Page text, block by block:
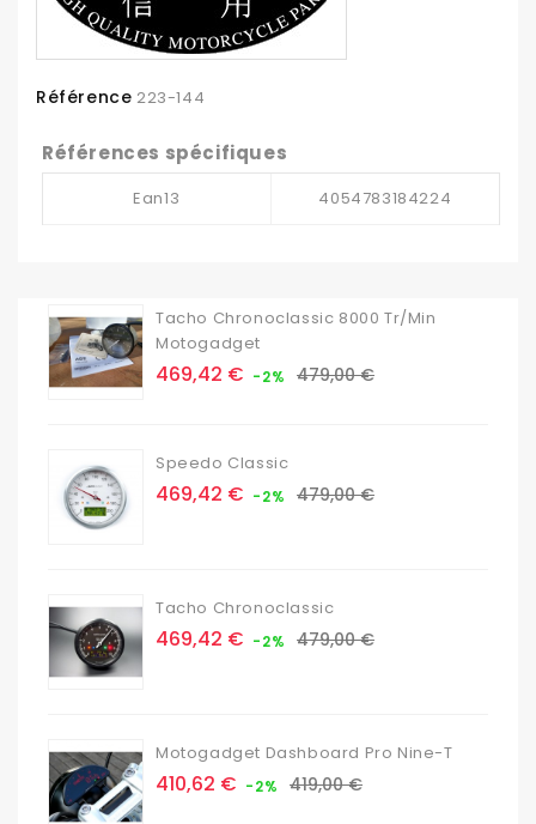
Référence 223-144
Références spécifiques
Ean13 4054783184224
Tacho Chronoclassic 8000 Tr/min
Motogadget
Prix
469,42 € -2% Prix
479,00 €
Speedo Classic
Prix
469,42 € -2% Prix
479,00 €
Tacho Chronoclassic
Prix
469,42 € -2% Prix
479,00 €
Motogadget Dashboard Pro Nine-T
Prix
410,62 € -2% Prix
419,00 €